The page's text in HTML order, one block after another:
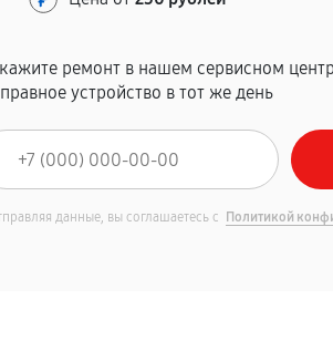
ремонт в нашем сервисном
устройство в тот же день
данные, вы соглашаетесь с Политикой